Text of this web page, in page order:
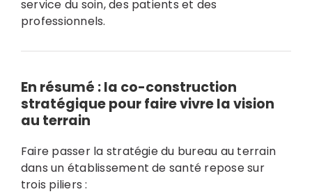
service du soin, des patients et des
professionnels.
En résumé : la co-construction
stratégique pour faire vivre la vision
au terrain
Faire passer la stratégie du bureau au terrain
dans un établissement de santé repose sur
trois piliers :